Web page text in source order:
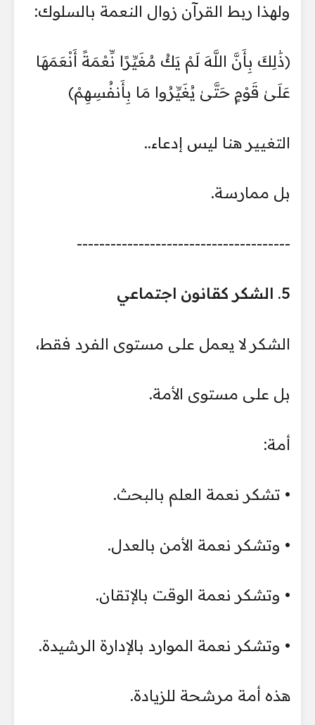
ولهذا ربط القرآن زوال النعمة بالسلوك:
﴿ذَٰلِكَ بِأَنَّ اللَّهَ لَمْ يَكُ مُغَيِّرًا نِّعْمَةً أَنْعَمَهَا
عَلَىٰ قَوْمٍ حَتَّىٰ يُغَيِّرُوا مَا بِأَنفُسِهِمْ﴾
التغيير هنا ليس إدعاء..
بل ممارسة.
--------------------------------------
5. الشكر كقانون اجتماعي
الشكر لا يعمل على مستوى الفرد فقط،
بل على مستوى الأمة.
أمة:
• تشكر نعمة العلم بالبحث.
• وتشكر نعمة الأمن بالعدل.
• وتشكر نعمة الوقت بالإتقان.
• وتشكر نعمة الموارد بالإدارة الرشيدة.
هذه أمة مرشحة للزيادة.